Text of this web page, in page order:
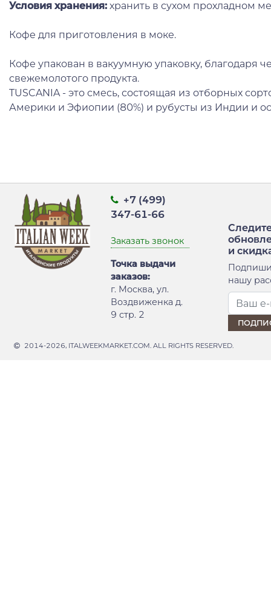
Условия хранения: хранить в сухом прохладном
Кофе для приготовления в моке.
Кофе упакован в вакуумную упаковку, благодаря
свежемолотого продукта.
TUSCANIA - это смесь, состоящая из отборных
Америки и Эфиопии (80%) и рубусты из Индии и
+7 (499)
347-61-66
Заказать звонок
Точка выдачи
заказов:
г. Москва, ул.
Воздвиженка д.
9 стр. 2
и
нашу
2014-2026, ITALWEEKMARKET.COM. ALL RIGHTS RESERVED.